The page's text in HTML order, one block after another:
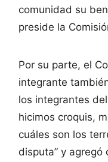
comunidad su
preside la
Por su parte, el
integrante
los integrantes
hicimos croquis,
cuáles son los
disputa” y agregó